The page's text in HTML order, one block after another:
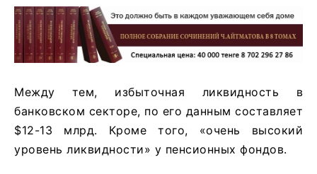
Между тем, избыточная ликвидность в
банковском секторе, по его данным составляет
$12-13 млрд. Кроме того, «очень высокий
уровень ликвидности» у пенсионных фондов.